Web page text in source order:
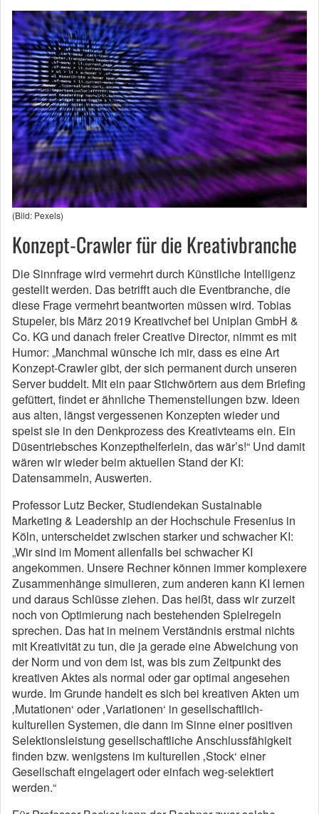
(Bild: Pexels)
Konzept-Crawler für die Kreativbranche
Die Sinnfrage wird vermehrt durch Künstliche Intelligenz
gestellt werden. Das betrifft auch die Eventbranche, die
diese Frage vermehrt beantworten müssen wird. Tobias
Stupeler, bis März 2019 Kreativchef bei Uniplan GmbH &
Co. KG und danach freier Creative Director, nimmt es mit
Humor: „Manchmal wünsche ich mir, dass es eine Art
Konzept-Crawler gibt, der sich permanent durch unseren
Server buddelt. Mit ein paar Stichwörtern aus dem Briefing
gefüttert, findet er ähnliche Themenstellungen bzw. Ideen
aus alten, längst vergessenen Konzepten wieder und
speist sie in den Denkprozess des Kreativteams ein. Ein
Düsentriebsches Konzepthelferlein, das wär’s!“ Und damit
wären wir wieder beim aktuellen Stand der KI:
Datensammeln, Auswerten.
Professor Lutz Becker, Studiendekan Sustainable
Marketing & Leadership an der Hochschule Fresenius in
Köln, unterscheidet zwischen starker und schwacher KI:
„Wir sind im Moment allenfalls bei schwacher KI
angekommen. Unsere Rechner können immer komplexere
Zusammenhänge simulieren, zum anderen kann KI lernen
und daraus Schlüsse ziehen. Das heißt, dass wir zurzeit
noch von Optimierung nach bestehenden Spielregeln
sprechen. Das hat in meinem Verständnis erstmal nichts
mit Kreativität zu tun, die ja gerade eine Abweichung von
der Norm und von dem ist, was bis zum Zeitpunkt des
kreativen Aktes als normal oder gar optimal angesehen
wurde. Im Grunde handelt es sich bei kreativen Akten um
‚Mutationen‘ oder ‚Variationen‘ in gesellschaftlich-
kulturellen Systemen, die dann im Sinne einer positiven
Selektionsleistung gesellschaftliche Anschlussfähigkeit
finden bzw. wenigstens im kulturellen ‚Stock‘ einer
Gesellschaft eingelagert oder einfach weg-selektiert
werden.“